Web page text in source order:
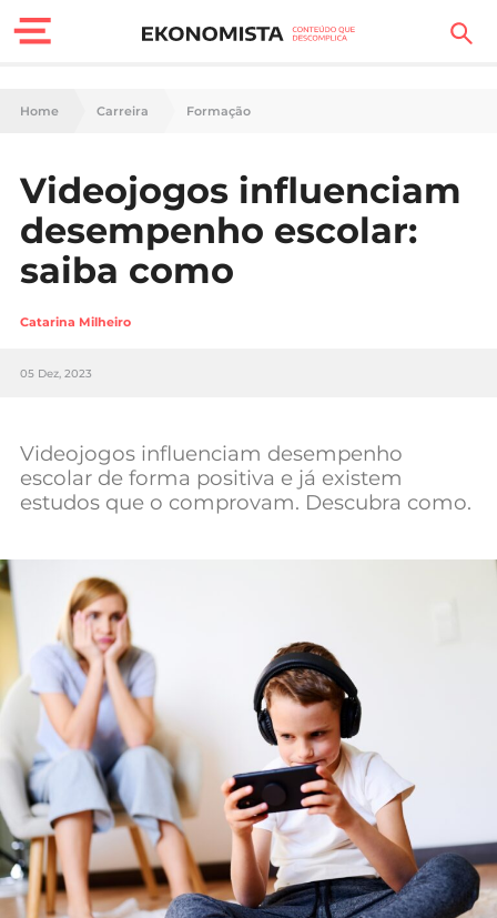
Finanças Pessoais
Carreira
Casa
Lifestyle
Sociedade
Negócios
Mundial 2026
Home Carreira Formação
Videojogos influenciam
desempenho escolar:
saiba como
Catarina Milheiro
05 Dez, 2023
Videojogos influenciam desempenho
escolar de forma positiva e já existem
estudos que o comprovam. Descubra como.